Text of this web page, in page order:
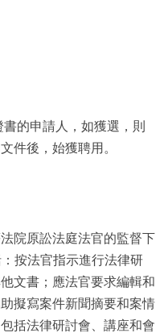
的申請人，如獲選，則
件後，始獲聘用。
院原訟法庭法官的監督下
按法官指示進行法律研
文書；應法官要求編輯和
擬寫案件新聞摘要和案情
括法律研討會、講座和會